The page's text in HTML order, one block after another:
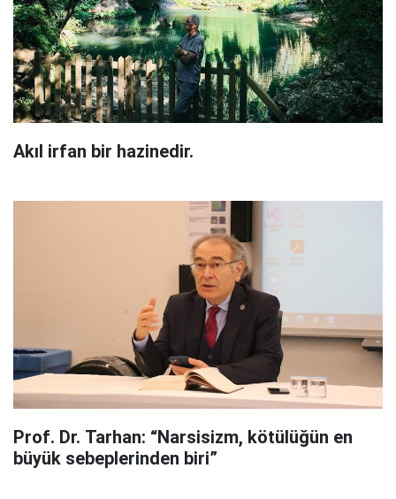
Akıl irfan bir hazinedir.
Prof. Dr. Tarhan: “Narsisizm, kötülüğün en
büyük sebeplerinden biri”